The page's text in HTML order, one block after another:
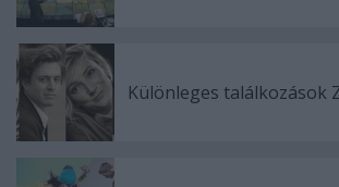
Különleges találkozások